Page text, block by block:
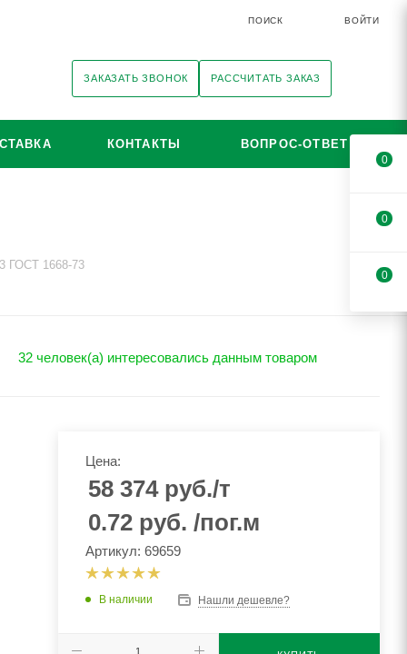
ПОИСК ВОЙТИ
ЗАКАЗАТЬ ЗВОНОК РАССЧИТАТЬ ЗАКАЗ
КОНТАКТЫ ВОПРОС-ОТВЕТ
ГОСТ 1668-73
32 человек(а) интересовались данным товаром
Цена:
58 374руб./т
0.72 руб. /пог.м
Артикул: 69659
В наличии Нашли дешевле?
0
0
0